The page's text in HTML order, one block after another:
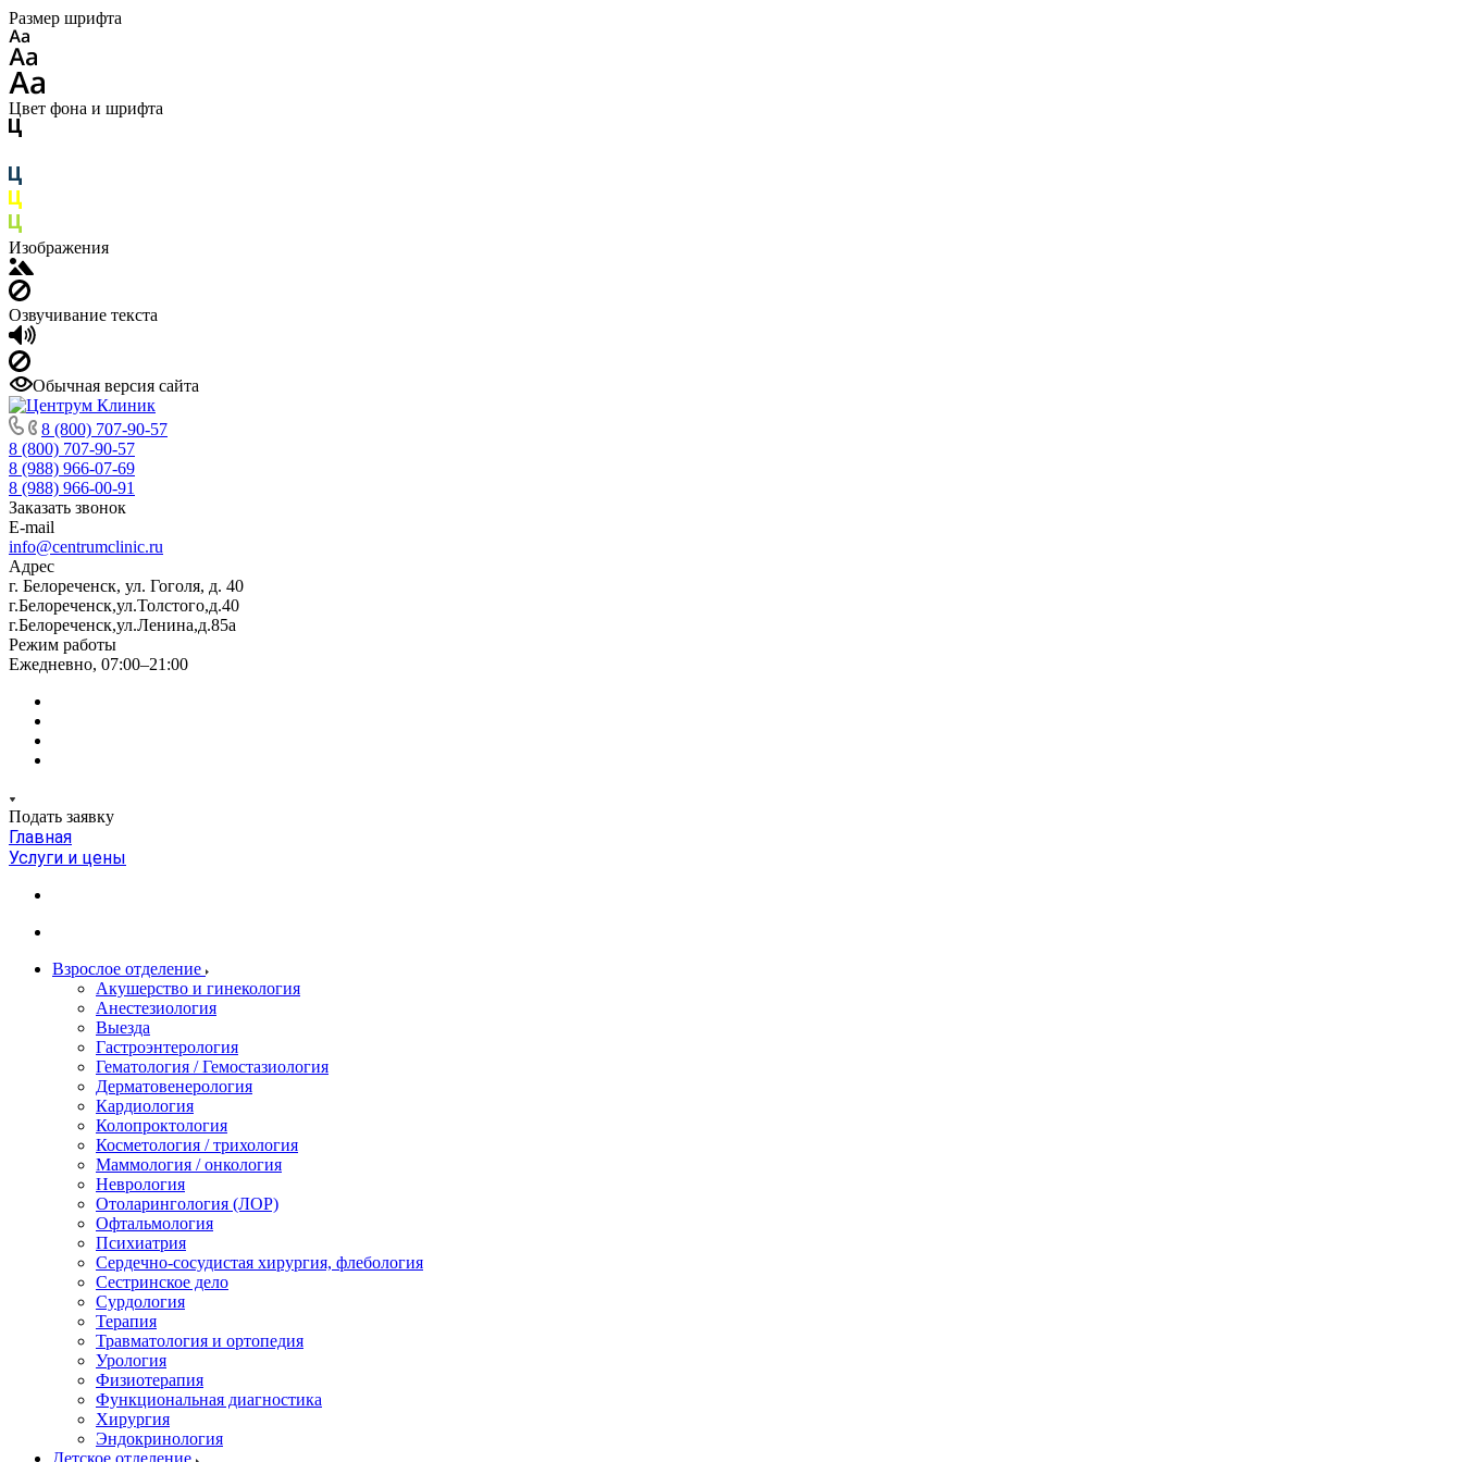
Размер шрифта
Цвет фона и шрифта
Изображения
Озвучивание текста
Обычная версия сайта
8 (800) 707-90-57
8 (800) 707-90-57
8 (988) 966-07-69
8 (988) 966-00-91
Заказать звонок
E-mail
info@centrumclinic.ru
Адрес
г. Белореченск, ул. Гоголя, д. 40
г.Белореченск,ул.Толстого,д.40
г.Белореченск,ул.Ленина,д.85а
Режим работы
Ежедневно, 07:00–21:00
Подать заявку
Главная
Услуги и цены
Взрослое отделение
Акушерство и гинекология
Анестезиология
Выезда
Гастроэнтерология
Гематология / Гемостазиология
Дерматовенерология
Кардиология
Колопроктология
Косметология / трихология
Маммология / онкология
Неврология
Отоларингология (ЛОР)
Офтальмология
Психиатрия
Сердечно-сосудистая хирургия, флебология
Сестринское дело
Сурдология
Терапия
Травматология и ортопедия
Урология
Физиотерапия
Функциональная диагностика
Хирургия
Эндокринология
Детское отделение